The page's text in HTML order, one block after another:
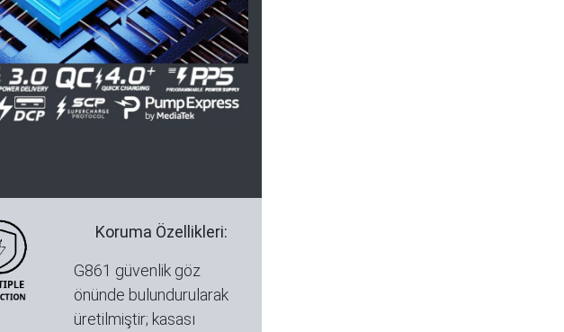
Koruma Özellikleri:
G861 güvenlik göz
önünde bulundurularak
üretilmiştir; kasası